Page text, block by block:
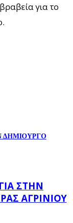
για το
ΔΗΜΙΟΥΡΓΟ
ΣΤΗΝ
ΑΓΡΙΝΊΟΥ